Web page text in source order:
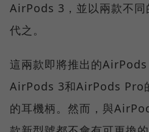
AirPods 3，並以兩款不
代之。
這兩款即將推出的
AirPods 3和AirPods Pro
的耳機柄。然而，與